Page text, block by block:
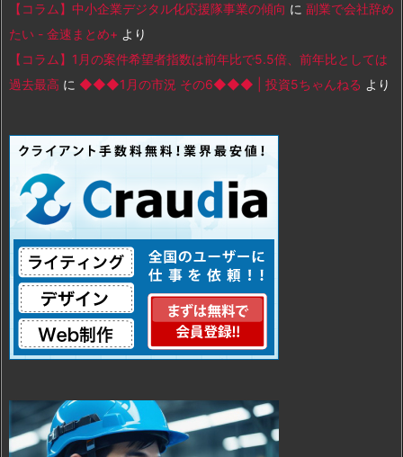
【コラム】中小企業デジタル化応援隊事業の傾向 に 副業で会社辞め
たい - 金速まとめ+ より
【コラム】1月の案件希望者指数は前年比で5.5倍、前年比としては
過去最高 に ◆◆◆1月の市況 その6◆◆◆ | 投資5ちゃんねる より